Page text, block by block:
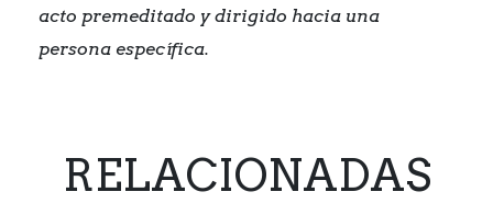
acto premeditado y dirigido hacia una
persona específica.
RELACIONADAS